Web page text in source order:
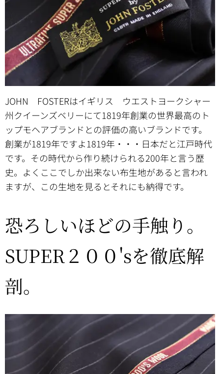
JOHN FOSTERはイギリス ウエストヨークシャー
州クイーンズベリーにて1819年創業の世界最高のト
ップモヘアブランドとの評価の高いブランドです。
創業が1819年ですよ1819年・・・日本だと江戸時代
です。その時代から作り続けられる200年と言う歴
史。よくここでしか出来ない布生地があると言われ
ますが、この生地を見るとそれにも納得です。
恐ろしいほどの手触り。
SUPER２００'sを徹底解
剖。